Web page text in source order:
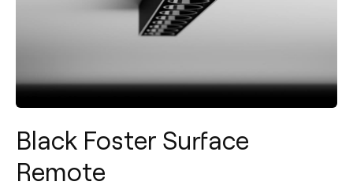
Black Foster Surface
Remote